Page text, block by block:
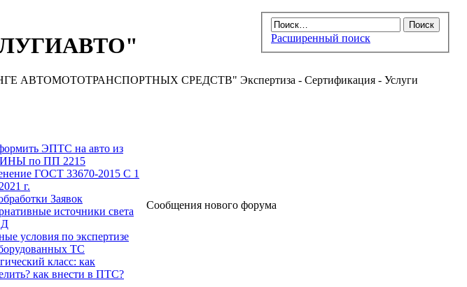
Расширенный поиск
СРЕДСТВ" Экспертиза - Сертификация - Услуги
ЭПТС на авто из
по ПП 2215
ГОСТ 33670-2015 С 1
г.
Заявок
источники света
условия по экспертизе
ТС
класс: как
как внести в ПТС?
Сообщения нового форума